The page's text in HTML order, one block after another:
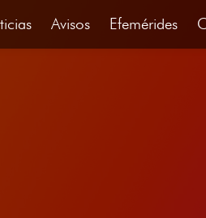
Avisos Efemérides